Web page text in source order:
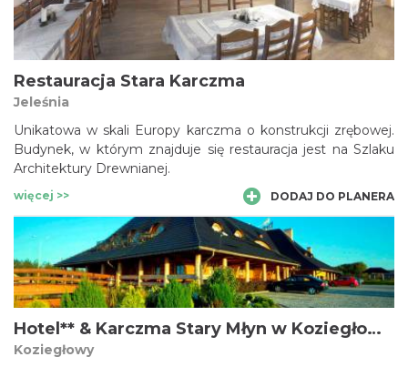
Restauracja Stara Karczma
Jeleśnia
Unikatowa w skali Europy karczma o konstrukcji zrębowej.
Budynek, w którym znajduje się restauracja jest na Szlaku
Architektury Drewnianej.
więcej >> DODAJ DO PLANERA
Hotel** & Karczma Stary Młyn w Koziegłowach
Koziegłowy